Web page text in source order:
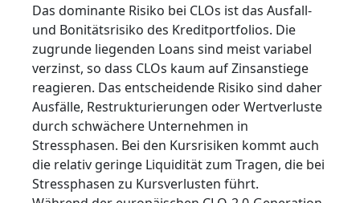
Das dominante Risiko bei CLOs ist das Ausfall-
und Bonitätsrisiko des Kreditportfolios. Die
zugrunde liegenden Loans sind meist variabel
verzinst, so dass CLOs kaum auf Zinsanstiege
reagieren. Das entscheidende Risiko sind daher
Ausfälle, Restrukturierungen oder Wertverluste
durch schwächere Unternehmen in
Stressphasen. Bei den Kursrisiken kommt auch
die relativ geringe Liquidität zum Tragen, die bei
Stressphasen zu Kursverlusten führt.